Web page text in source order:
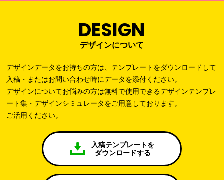
DESIGN
デザインについて
デザインデータをお持ちの方は、テンプレートをダウンロードして
入稿・またはお問い合わせ時にデータを添付ください。
デザインについてお悩みの方は無料で使用できるデザインテンプレ
ート集・デザインシミュレータをご用意しております。
ご活用ください。
入稿テンプレートを
ダウンロードする